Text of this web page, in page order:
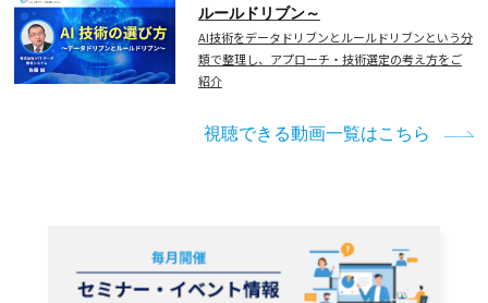
ルールドリブン～
AI技術をデータドリブンとルールドリブンという分
類で整理し、アプローチ・技術選定の考え方をご
紹介
視聴できる動画一覧はこちら